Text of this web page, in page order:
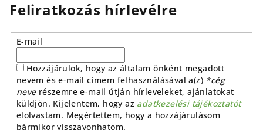
Feliratkozás hírlevélre
E-mail
Hozzájárulok, hogy az általam önként megadott
nevem és e-mail címem felhasználásával a(z) *cég
neverészemre e-mail útján hírleveleket, ajánlatokat
küldjön. Kijelentem, hogy az adatkezelési tájékoztatót
elolvastam. Megértettem, hogy a hozzájárulásom
bármikor visszavonhatom.